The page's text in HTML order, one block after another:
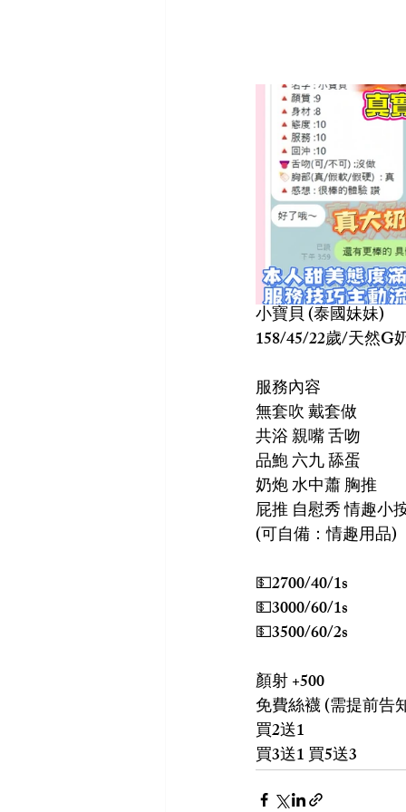
小寶貝 (泰國妹妹)
158/45/22歲/天然G
服務內容
無套吹 戴套做
共浴 親嘴 舌吻
品鮑 六九 舔蛋
奶炮 水中蕭 胸推
屁推 自慰秀 情趣小
(可自備：情趣用品)
💵2700/40/1s
💵3000/60/1s
💵3500/60/2s
顏射 +500
免費絲襪 (需提前告
買2送1
買3送1 買5送3